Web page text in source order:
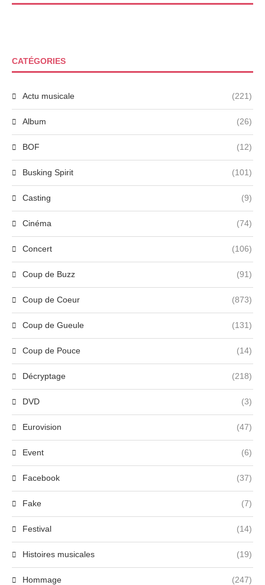
CATÉGORIES
Actu musicale (221)
Album (26)
BOF (12)
Busking Spirit (101)
Casting (9)
Cinéma (74)
Concert (106)
Coup de Buzz (91)
Coup de Coeur (873)
Coup de Gueule (131)
Coup de Pouce (14)
Décryptage (218)
DVD (3)
Eurovision (47)
Event (6)
Facebook (37)
Fake (7)
Festival (14)
Histoires musicales (19)
Hommage (247)